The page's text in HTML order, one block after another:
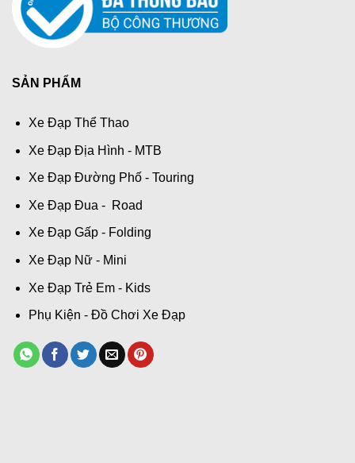
SẢN PHẨM
Xe Đạp Thể Thao
Xe Đạp Địa Hình - MTB
Xe Đạp Đường Phố - Touring
Xe Đạp Đua - Road
Xe Đạp Gấp - Folding
Xe Đạp Nữ - Mini
Xe Đạp Trẻ Em - Kids
Phụ Kiện - Đồ Chơi Xe Đạp